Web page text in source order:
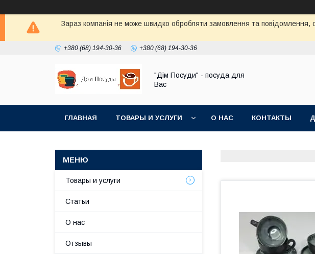
Зараз компанія не може швидко обробляти замовлення та повідомлення,
+380 (68) 194-30-36 +380 (68) 194-30-36
"Дім Посуди" - посуда для
Вас
ГЛАВНАЯ ТОВАРЫ И УСЛУГИ О НАС КОНТАКТЫ
Товары и услуги
Статьи
О нас
Отзывы